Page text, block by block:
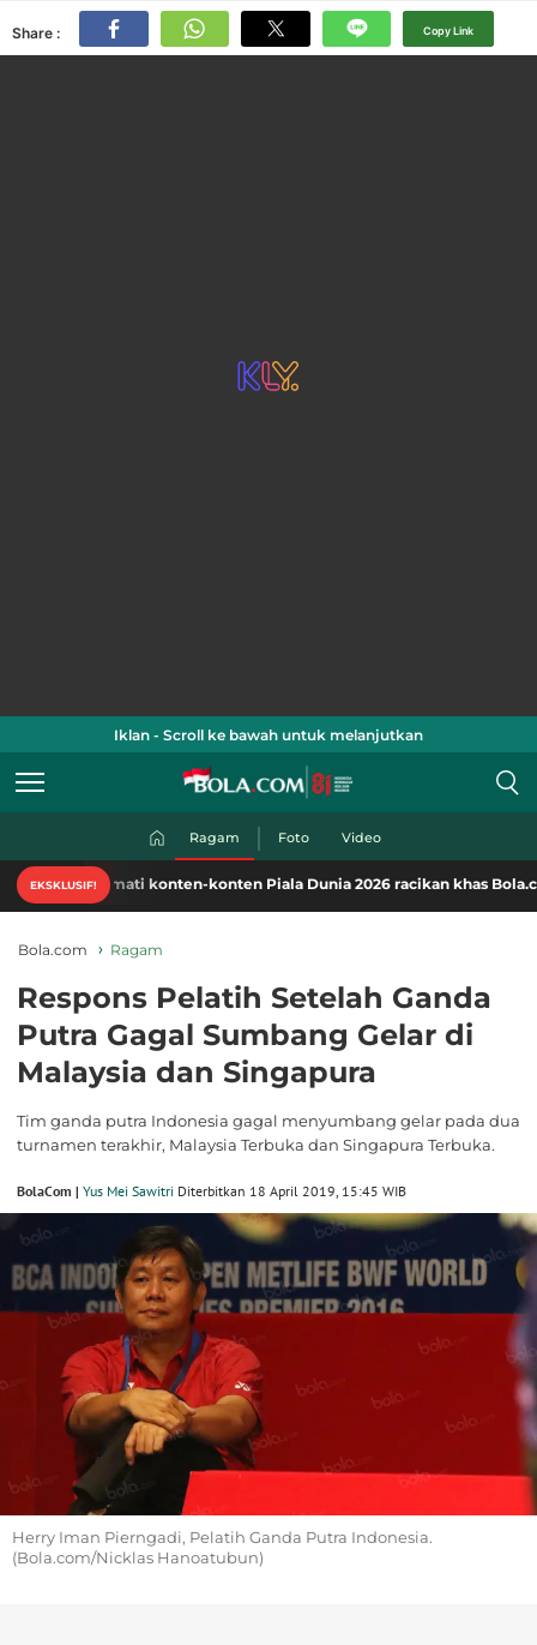
Share : Copy Link
Iklan - Scroll ke bawah untuk melanjutkan
Ragam Foto Video
EKSKLUSIF!
Nikmati konten-konten Piala Dunia 2026 racikan khas Bola.com. Klik di
Bola.com Ragam
Respons Pelatih Setelah Ganda
Putra Gagal Sumbang Gelar di
Malaysia dan Singapura
Tim ganda putra Indonesia gagal menyumbang gelar pada dua
turnamen terakhir, Malaysia Terbuka dan Singapura Terbuka.
BolaCom | Yus Mei Sawitri Diterbitkan 18 April 2019, 15:45 WIB
Herry Iman Pierngadi, Pelatih Ganda Putra Indonesia.
(Bola.com/Nicklas Hanoatubun)